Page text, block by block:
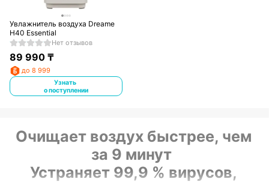
Увлажнитель воздуха Dreame
H40 Essential
Нет отзывов
89 990₸
до 8 999
Узнать
о поступлении
Очищает воздух быстрее, чем
за 9 минут
Устраняет 99,9 % вирусов,